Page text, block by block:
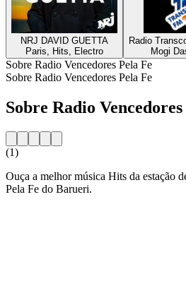
NRJ DAVID GUETTA
Paris, Hits, Electro
Radio
Mogi
Sobre Radio Vencedores Pela Fe
Sobre Radio Vencedores Pela Fe
Sobre Radio
(1)
Ouça a melhor música Hits da estação
Pela Fe do Barueri.